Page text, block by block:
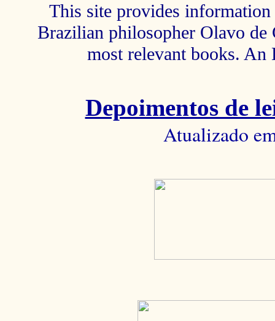
This site provides
Brazilian philosopher Olavo de
most relevant books.
Depoimentos de
Atualizado